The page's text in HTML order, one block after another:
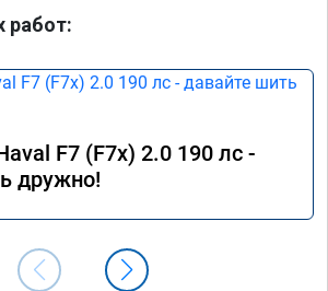
работ:
F7 (F7x) 2.0 190 лс -
дружно!